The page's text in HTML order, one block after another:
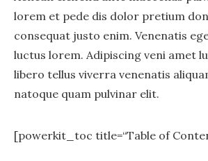
lorem et pede dis dolor pretium
consequat justo enim. Venenatis
luctus lorem. Adipiscing veni amet
libero tellus viverra venenatis
natoque quam pulvinar elit.
[powerkit_toc title=“Table of